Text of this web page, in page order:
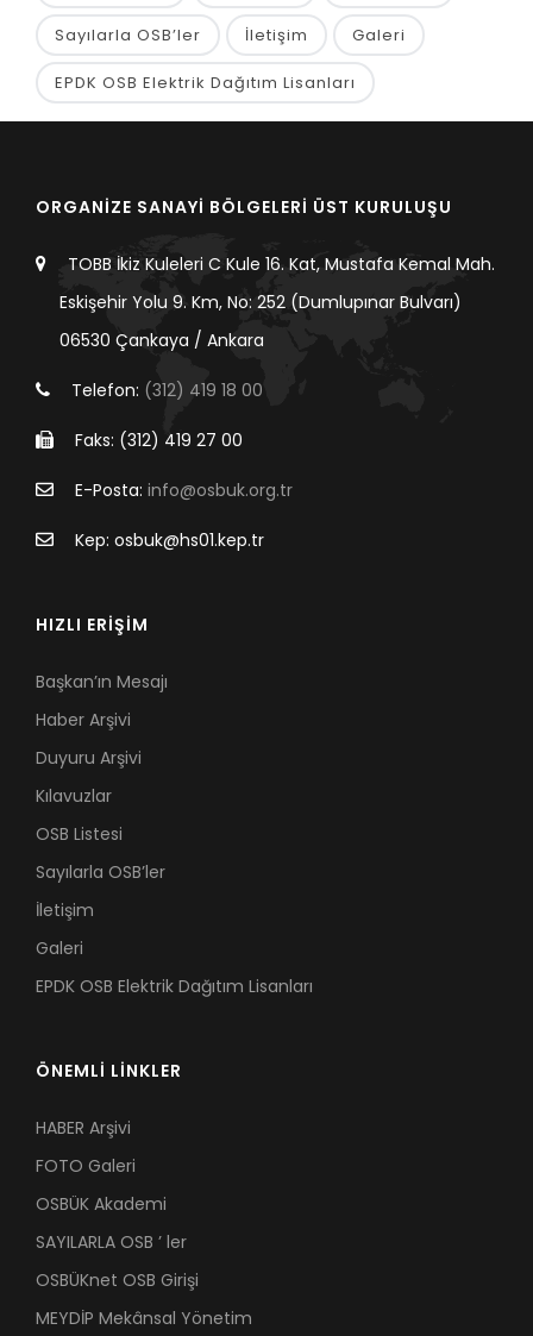
Sayılarla OSB’ler İletişim Galeri
EPDK OSB Elektrik Dağıtım Lisanları
ORGANİZE SANAYİ BÖLGELERİ ÜST KURULUŞU
TOBB İkiz Kuleleri C Kule 16. Kat, Mustafa Kemal Mah.
Eskişehir Yolu 9. Km, No: 252 (Dumlupınar Bulvarı)
06530 Çankaya / Ankara
Telefon: (312) 419 18 00
Faks: (312) 419 27 00
E-Posta: info@osbuk.org.tr
Kep: osbuk@hs01.kep.tr
HIZLI ERİŞİM
Başkan’ın Mesajı
Haber Arşivi
Duyuru Arşivi
Kılavuzlar
OSB Listesi
Sayılarla OSB’ler
İletişim
Galeri
EPDK OSB Elektrik Dağıtım Lisanları
ÖNEMLİ LİNKLER
HABER Arşivi
FOTO Galeri
OSBÜK Akademi
SAYILARLA OSB ’ ler
OSBÜKnet OSB Girişi
MEYDİP Mekânsal Yönetim